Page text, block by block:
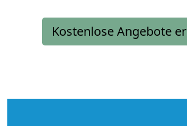
Kostenlose Angebote